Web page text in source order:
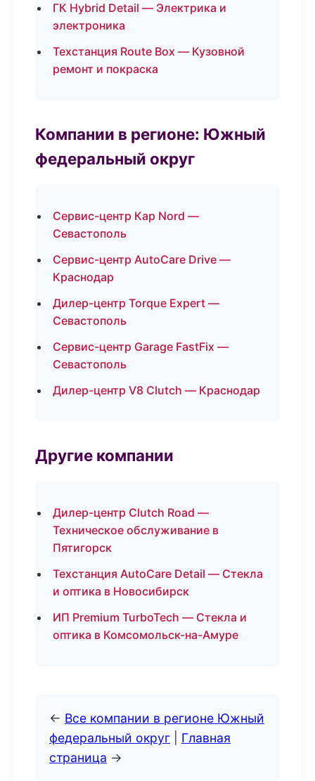
ГК Hybrid Detail — Электрика и
электроника
Техстанция Route Box — Кузовной
ремонт и покраска
Компании в регионе: Южный
федеральный округ
Сервис-центр Кар Nord —
Севастополь
Сервис-центр AutoCare Drive —
Краснодар
Дилер-центр Torque Expert —
Севастополь
Сервис-центр Garage FastFix —
Севастополь
Дилер-центр V8 Clutch — Краснодар
Другие компании
Дилер-центр Clutch Road —
Техническое обслуживание в
Пятигорск
Техстанция AutoCare Detail — Стекла
и оптика в Новосибирск
ИП Premium TurboTech — Стекла и
оптика в Комсомольск-на-Амуре
← Все компании в регионе Южный
федеральный округ
Главная
страница →